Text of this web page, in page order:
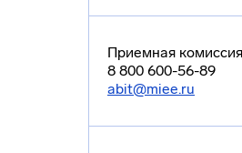
Приемная комиссия
8 800 600-56-89
abit@miee.ru